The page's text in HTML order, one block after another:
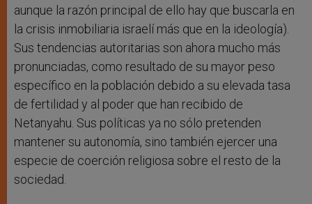
aunque la razón principal de ello hay que buscarla en
la crisis inmobiliaria israelí más que en la ideología).
Sus tendencias autoritarias son ahora mucho más
pronunciadas, como resultado de su mayor peso
específico en la población debido a su elevada tasa
de fertilidad y al poder que han recibido de
Netanyahu. Sus políticas ya no sólo pretenden
mantener su autonomía, sino también ejercer una
especie de coerción religiosa sobre el resto de la
sociedad.